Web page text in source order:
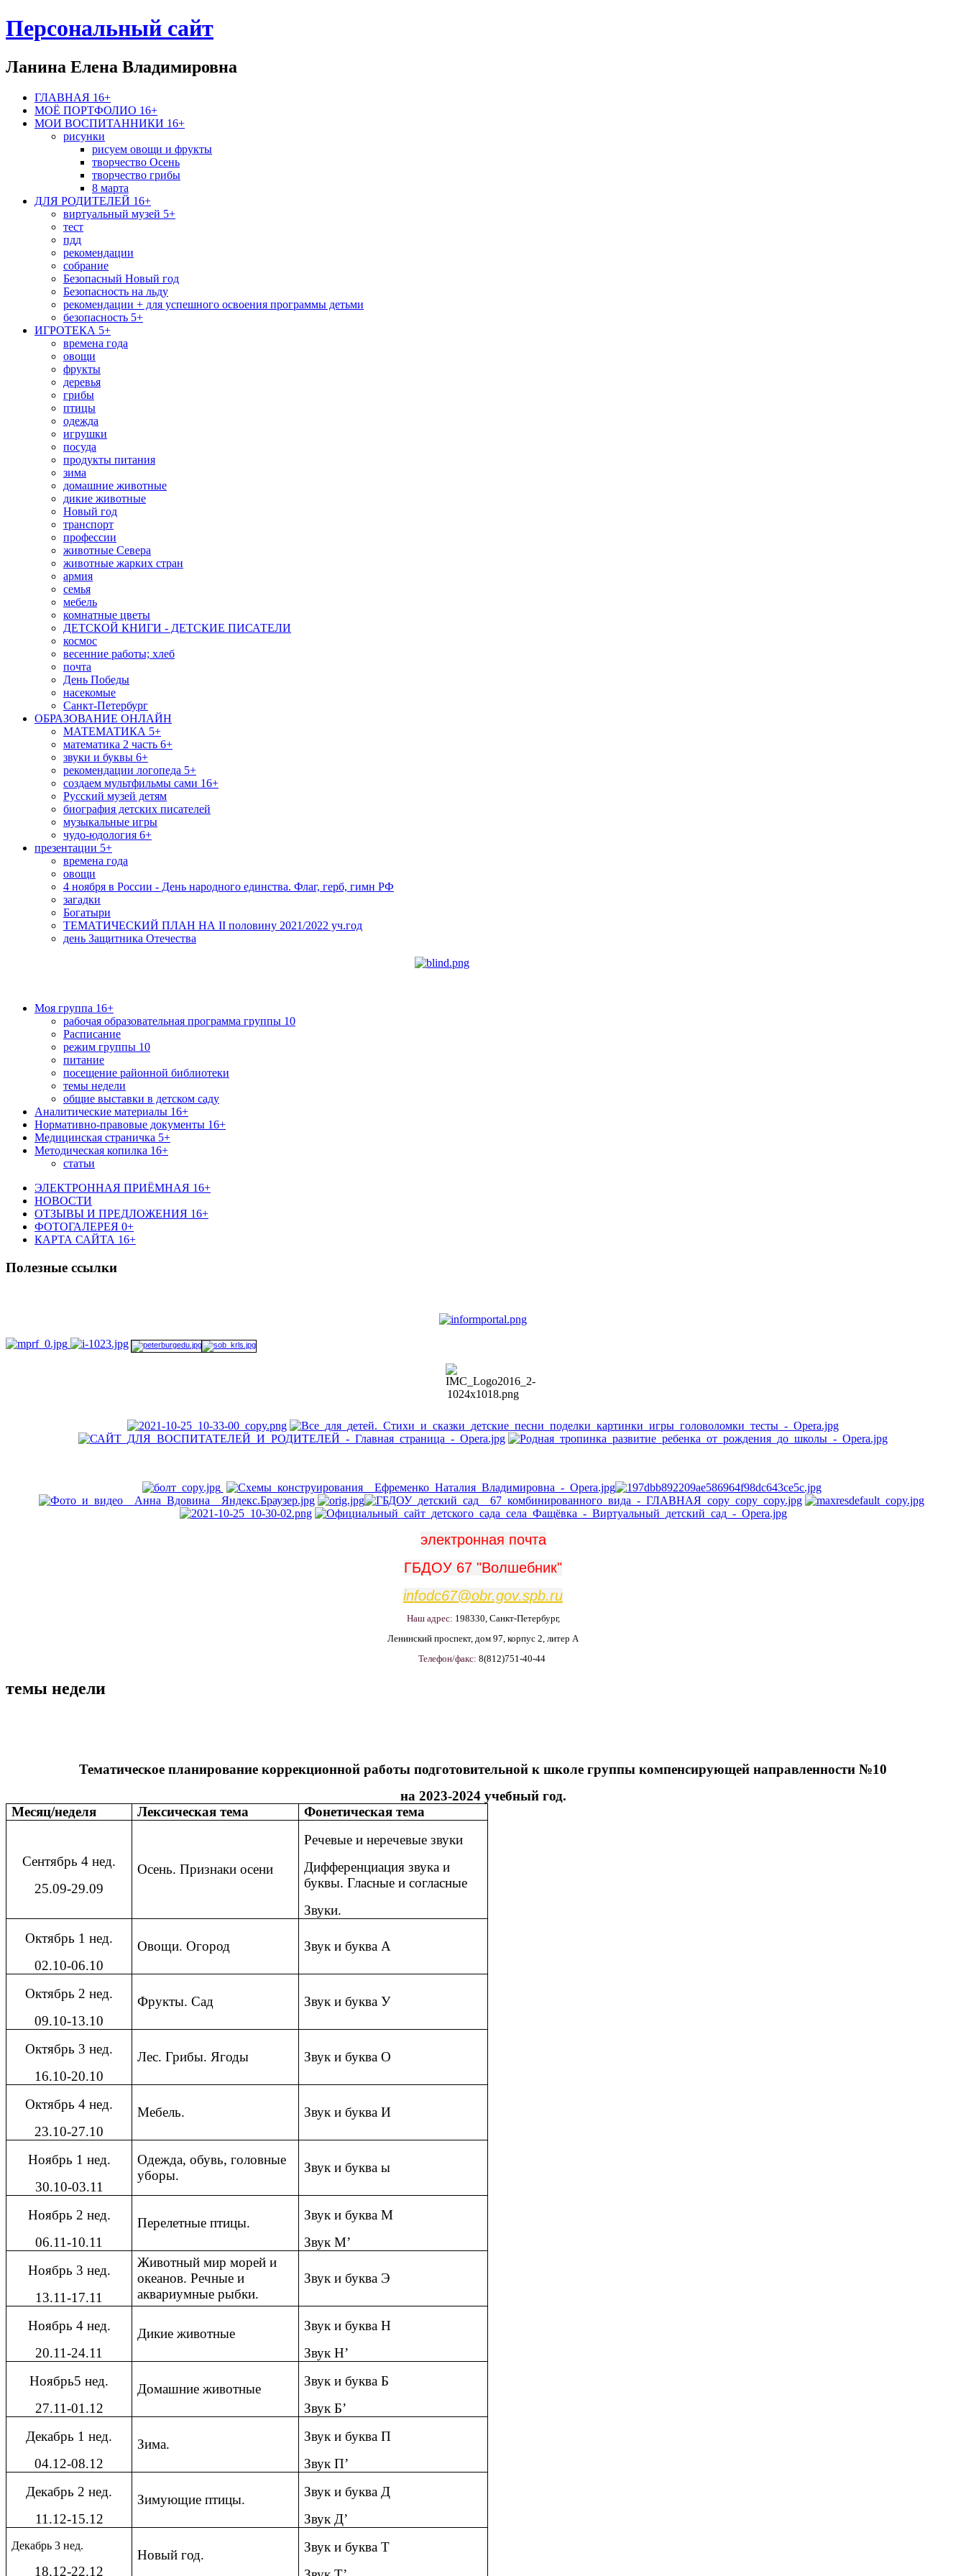
Персональный сайт
Ланина Елена Владимировна
ГЛАВНАЯ 16+
МОЁ ПОРТФОЛИО 16+
МОИ ВОСПИТАННИКИ 16+
рисунки
рисуем овощи и фрукты
творчество Осень
творчество грибы
8 марта
ДЛЯ РОДИТЕЛЕЙ 16+
виртуальный музей 5+
тест
пдд
рекомендации
собрание
Безопасный Новый год
Безопасность на льду
рекомендации + для успешного освоения программы детьми
безопасность 5+
ИГРОТЕКА 5+
времена года
овощи
фрукты
деревья
грибы
птицы
одежда
игрушки
посуда
продукты питания
зима
домашние животные
дикие животные
Новый год
транспорт
профессии
животные Севера
животные жарких стран
армия
семья
мебель
комнатные цветы
ДЕТСКОЙ КНИГИ - ДЕТСКИЕ ПИСАТЕЛИ
космос
весенние работы; хлеб
почта
День Победы
насекомые
Санкт-Петербург
ОБРАЗОВАНИЕ ОНЛАЙН
МАТЕМАТИКА 5+
математика 2 часть 6+
звуки и буквы 6+
рекомендации логопеда 5+
создаем мультфильмы сами 16+
Русский музей детям
биография детских писателей
музыкальные игры
чудо-юдология 6+
презентации 5+
времена года
овощи
4 ноября в России - День народного единства. Флаг, герб, гимн РФ
загадки
Богатыри
ТЕМАТИЧЕСКИЙ ПЛАН НА II половину 2021/2022 уч.год
день Защитника Отечества
Моя группа 16+
рабочая образовательная программа группы 10
Расписание
режим группы 10
питание
посещение районной библиотеки
темы недели
общие выставки в детском саду
Аналитические материалы 16+
Нормативно-правовые документы 16+
Медицинская страничка 5+
Методическая копилка 16+
статьи
ЭЛЕКТРОННАЯ ПРИЁМНАЯ 16+
НОВОСТИ
ОТЗЫВЫ И ПРЕДЛОЖЕНИЯ 16+
ФОТОГАЛЕРЕЯ 0+
КАРТА САЙТА 16+
Полезные ссылки
электронная почта
ГБДОУ 67 "Волшебник"
infodc67@obr.gov.spb.ru
Наш адрес: 198330, Санкт-Петербург,
Ленинский проспект, дом 97, корпус 2, литер А
Телефон/факс: 8(812)751-40-44
темы недели
Тематическое планирование коррекционной работы подготовительной к школе группы компенсирующей направленности №10
на 2023-2024 учебный год.
Месяц/неделя Лексическая тема Фонетическая тема
Сентябрь 4 нед.
25.09-29.09
Осень. Признаки осени
Речевые и неречевые звуки
Дифференциация звука и
буквы. Гласные и согласные
Звуки.
Октябрь 1 нед.
02.10-06.10
Овощи. Огород Звук и буква А
Октябрь 2 нед.
09.10-13.10
Фрукты. Сад Звук и буква У
Октябрь 3 нед.
16.10-20.10
Лес. Грибы. Ягоды Звук и буква О
Октябрь 4 нед.
23.10-27.10
Мебель. Звук и буква И
Ноябрь 1 нед.
30.10-03.11
Одежда, обувь, головные
уборы.
Звук и буква ы
Ноябрь 2 нед.
06.11-10.11
Перелетные птицы.
Звук и буква М
Звук М’
Ноябрь 3 нед.
13.11-17.11
Животный мир морей и
океанов. Речные и
аквариумные рыбки.
Звук и буква Э
Ноябрь 4 нед.
20.11-24.11
Дикие животные
Звук и буква Н
Звук Н’
Ноябрь5 нед.
27.11-01.12
Домашние животные
Звук и буква Б
Звук Б’
Декабрь 1 нед.
04.12-08.12
Зима.
Звук и буква П
Звук П’
Декабрь 2 нед.
11.12-15.12
Зимующие птицы.
Звук и буква Д
Звук Д’
Декабрь 3 нед.
18.12-22.12
Новый год.
Звук и буква Т